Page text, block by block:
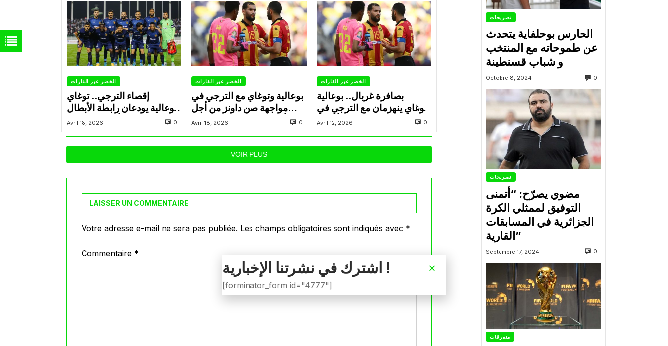
الخضر عبر القارات
إقصاء الترجي.. توغاي
وبوعالية يودعان رابطة الأبطال
أمام صن داونز
Avril 18, 2026 0
الخضر عبر القارات
بوعالية وتوغاي مع الترجي في
مواجهة صن داونز من أجل
التأهل لنهائي رابطة الأبطال
الإفريقية
Avril 18, 2026 0
الخضر عبر القارات
بصافرة غربال.. بوعالية
وتوغاي ينهزمان مع الترجي في
ذهاب نصف نهائي رابطة أبطال
إفريقيا
Avril 12, 2026 0
VOIR PLUS
LAISSER UN COMMENTAIRE
Votre adresse e-mail ne sera pas publiée. Les champs obligatoires sont indiqués avec *
Commentaire *
تصريحات
الحارس بوحلفاية يتحدث
عن طموحاته مع المنتخب
و شباب قسنطينة
Octobre 8, 2024 0
تصريحات
مضوي يصرّح: “أتمنى
التوفيق لممثلي الكرة
الجزائرية في المسابقات
القارية”
Septembre 17, 2024 0
متفرقات
اشترك في نشرتنا الإخبارية !
[forminator_form id="4777"]